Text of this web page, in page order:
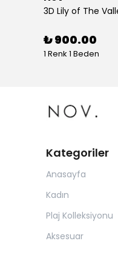
3D Lily of The
₺ 900.00
1 Renk 1 Beden
Kategoriler
Anasayfa
Kadın
Plaj Kolleksiyonu
Aksesuar